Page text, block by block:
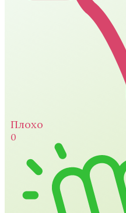
Плохо
0